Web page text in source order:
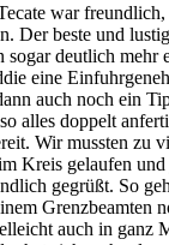
war
Der beste und
deutlich mehr
eine
auch noch ein
alles doppelt
Wir mussten zu
Kreis gelaufen
gegrüßt. So
Grenzbeamten
auch in ganz